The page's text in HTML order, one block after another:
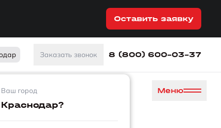
Оставить заявку
Ваш город
Краснодар?
Заказать звонок 8 (800) 600-03-37
Меню